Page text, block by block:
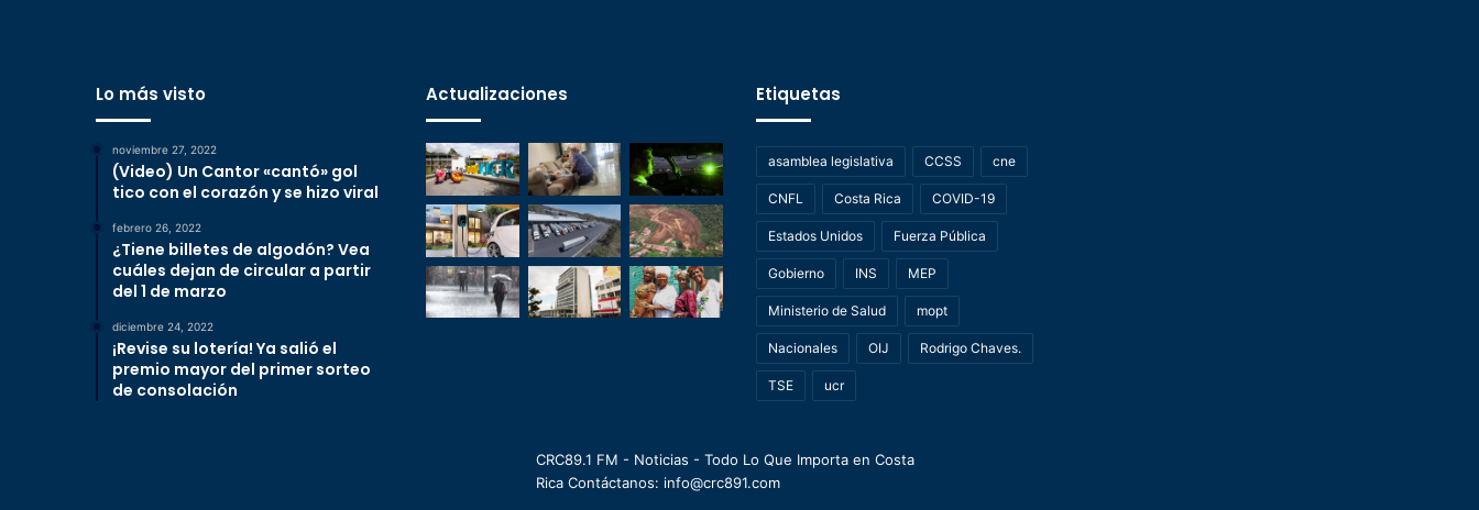
Lo más visto
noviembre 27, 2022
(Video) Un Cantor «cantó» gol
tico con el corazón y se hizo viral
febrero 26, 2022
¿Tiene billetes de algodón? Vea
cuáles dejan de circular a partir
del 1 de marzo
diciembre 24, 2022
¡Revise su lotería! Ya salió el
premio mayor del primer sorteo
de consolación
Actualizaciones Etiquetas
asamblea legislativa CCSS cne
CNFL Costa Rica COVID-19
Estados Unidos Fuerza Pública
Gobierno INS MEP
Ministerio de Salud mopt
Nacionales OIJ Rodrigo Chaves.
TSE ucr
CRC89.1 FM - Noticias - Todo Lo Que Importa en Costa
Rica Contáctanos: info@crc891.com